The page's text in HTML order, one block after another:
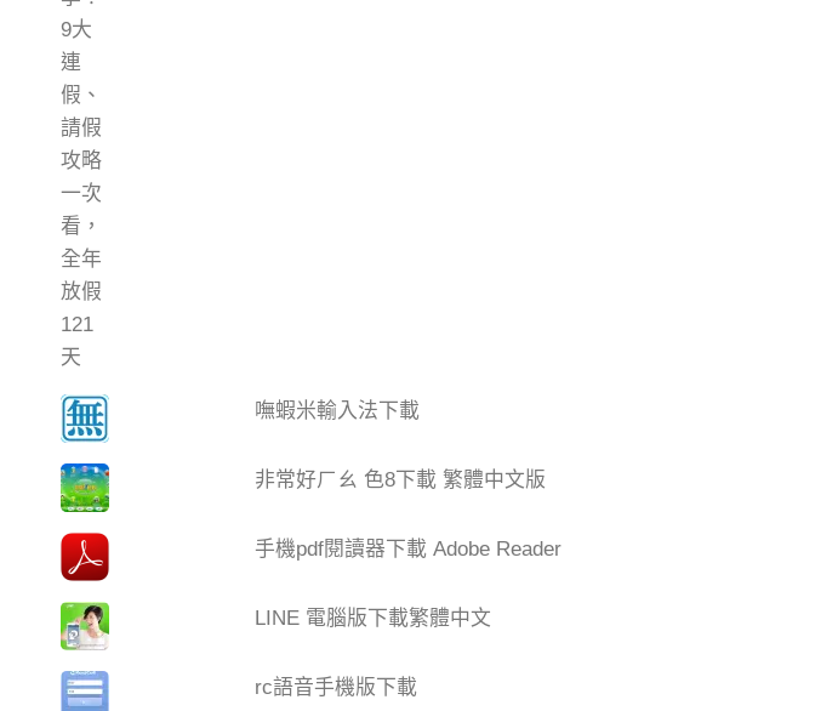
嘸蝦米輸入法下載
非常好ㄏㄠ 色8下載 繁體中文版
手機pdf閱讀器下載 Adobe Reader
LINE 電腦版下載繁體中文
rc語音手機版下載